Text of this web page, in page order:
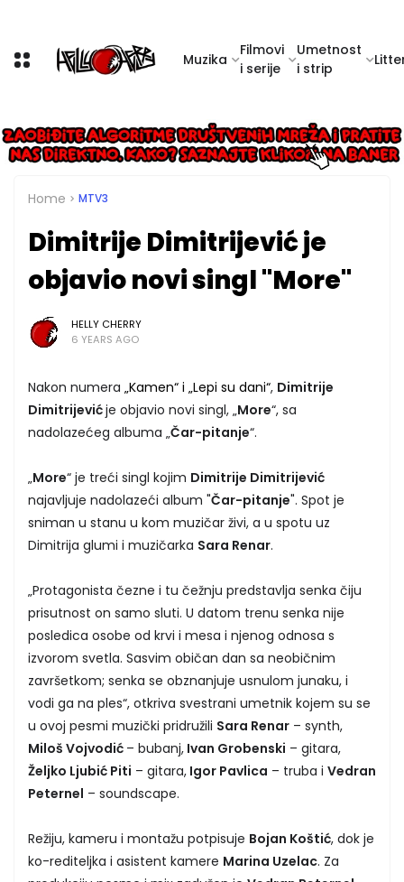
Muzika
Filmovi
i serije
Umetnost
i strip
Home MTV3
Dimitrije Dimitrijević je
objavio novi singl "More"
HELLY CHERRY
6 YEARS AGO
Nakon numera „Kamen“ i „Lepi su dani“, Dimitrije
Dimitrijevićje objavio novi singl, „More“, sa
nadolazećeg albuma „Čar-pitanje“.
„More“ je treći singl kojim Dimitrije Dimitrijević
najavljuje nadolazeći album "Čar-pitanje". Spot je
sniman u stanu u kom muzičar živi, a u spotu uz
Dimitrija glumi i muzičarka Sara Renar.
„Protagonista čezne i tu čežnju predstavlja senka čiju
prisutnost on samo sluti. U datom trenu senka nije
posledica osobe od krvi i mesa i njenog odnosa s
izvorom svetla. Sasvim običan dan sa neobičnim
završetkom; senka se obznanjuje usnulom junaku, i
vodi ga na ples“, otkriva svestrani umetnik kojem su se
u ovoj pesmi muzički pridružili Sara Renar – synth,
Miloš Vojvodić – bubanj, Ivan Grobenski – gitara,
Željko Ljubić Piti – gitara, Igor Pavlica – truba i Vedran
Peternel – soundscape.
Režiju, kameru i montažu potpisuje Bojan Koštić, dok je
ko-rediteljka i asistent kamere Marina Uzelac. Za